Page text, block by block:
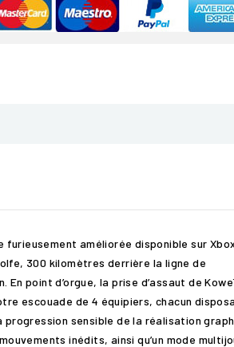
améliorée disponible sur
300 kilomètres derrière la ligne de
point d’orgue, la prise d’assaut de
escouade de 4 équipiers, chacun
sensible de la réalisation
inédits, ainsi qu’un mode